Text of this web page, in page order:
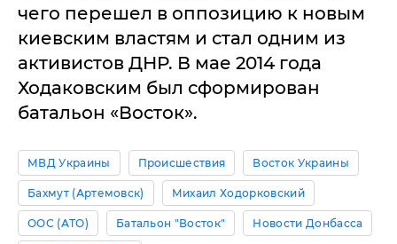
чего перешел в оппозицию к новым
киевским властям и стал одним из
активистов ДНР. В мае 2014 года
Ходаковским был сформирован
батальон «Восток».
МВД Украины Происшествия Восток Украины
Бахмут (Артемовск) Михаил Ходорковский
ООС (АТО) Батальон "Восток" Новости Донбасса